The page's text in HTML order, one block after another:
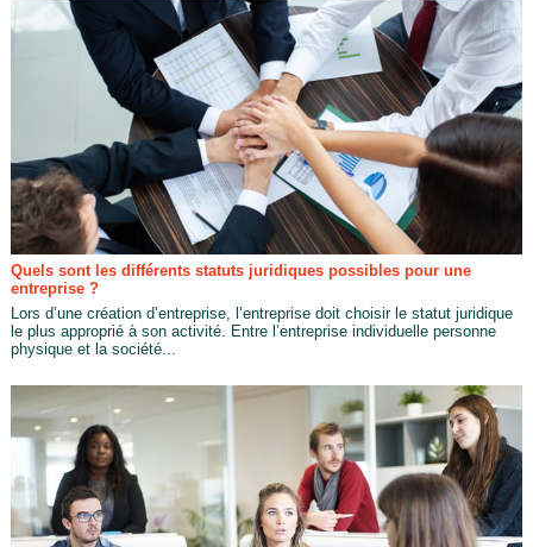
Quels sont les différents statuts juridiques possibles pour une
entreprise ?
Lors d’une création d’entreprise, l’entreprise doit choisir le statut juridique
le plus approprié à son activité. Entre l’entreprise individuelle personne
physique et la société...